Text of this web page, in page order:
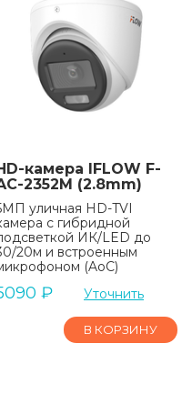
камера IFLOW F-
2352M (2.8mm)
уличная HD-TVI
с гибридной
ИК/LED до
20м и встроенным
(AoC)
₽ Уточнить
В КОРЗИНУ